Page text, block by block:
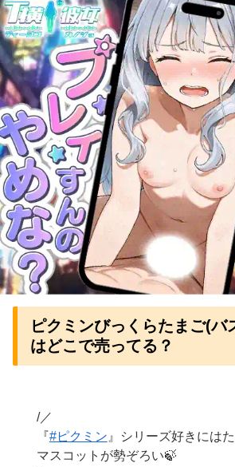
ピクミンびっくらたまご(バ
はどこで売ってる？
/／
『#ピクミン 』シリーズ好きには
マスコットが勢ぞろい🍃